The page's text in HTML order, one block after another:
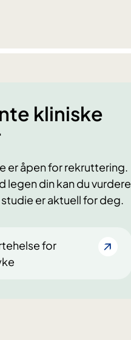
kliniske
er åpen for rekruttering.
legen din kan du vurdere
er aktuell for deg.
for